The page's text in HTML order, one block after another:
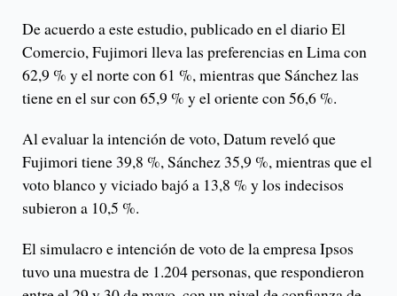
De acuerdo a este estudio, publicado en el diario El
Comercio, Fujimori lleva las preferencias en Lima con
62,9 % y el norte con 61 %, mientras que Sánchez las
tiene en el sur con 65,9 % y el oriente con 56,6 %.
Al evaluar la intención de voto, Datum reveló que
Fujimori tiene 39,8 %, Sánchez 35,9 %, mientras que el
voto blanco y viciado bajó a 13,8 % y los indecisos
subieron a 10,5 %.
El simulacro e intención de voto de la empresa Ipsos
tuvo una muestra de 1.204 personas, que respondieron